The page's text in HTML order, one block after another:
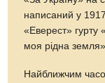
написаний у 1917
«Еверест» гурту
моя рідна
Найближчим